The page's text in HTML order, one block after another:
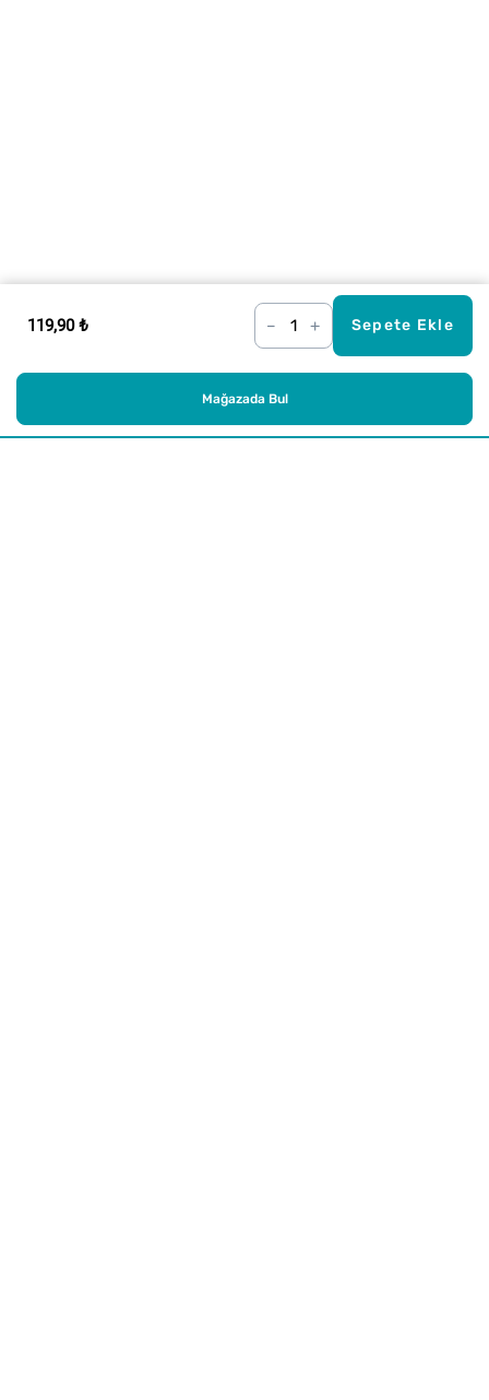
119,90 ₺ – + Sepete Ekle
Mağazada Bul